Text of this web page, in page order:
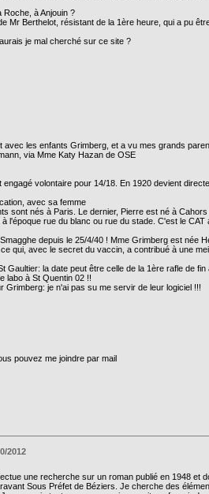
Roche, à Anjouin ?
Mr Berthelot, résistant de la 1ère heure, qui a pu
je mal cherché sur ce site ?
avec les enfants Grimberg, et a vu mes grands
via Mme Katy Hazan de OSE
volontaire pour 14/18. En 1920 devient
avec sa femme
sont nés à Paris. Le dernier, Pierre est né à Cahors
l'époque rue du blanc ou rue du stade. C'est le CAT
depuis le 25/4/40 ! Mme Grimberg est née
qui, avec le secret du vaccin, a contribué à une
la date peut être celle de la 1ère rafle de
labo à St Quentin 02 !!
je n'ai pas su me servir de leur logiciel !!!
pouvez me joindre par mail
2012
une recherche sur un roman publié en 1948 et
Sous Préfet de Béziers. Je cherche des